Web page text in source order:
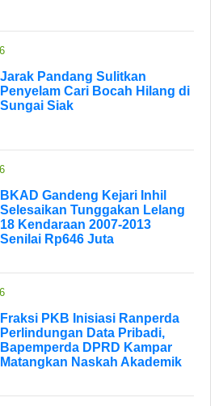
Jarak Pandang Sulitkan
Penyelam Cari Bocah Hilang di
Sungai Siak
BKAD Gandeng Kejari Inhil
Selesaikan Tunggakan Lelang
18 Kendaraan 2007-2013
Senilai Rp646 Juta
Fraksi PKB Inisiasi Ranperda
Perlindungan Data Pribadi,
Bapemperda DPRD Kampar
Matangkan Naskah Akademik